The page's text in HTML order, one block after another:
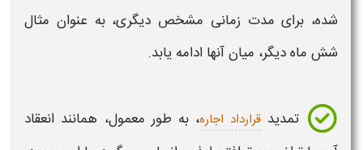
شده، برای مدت زمانی مشخص دیگری، به عنوان مثال
شش ماه دیگر، میان آنها ادامه یابد.
تمدیدقرارداد اجاره، به طور معمول، همانند انعقاد